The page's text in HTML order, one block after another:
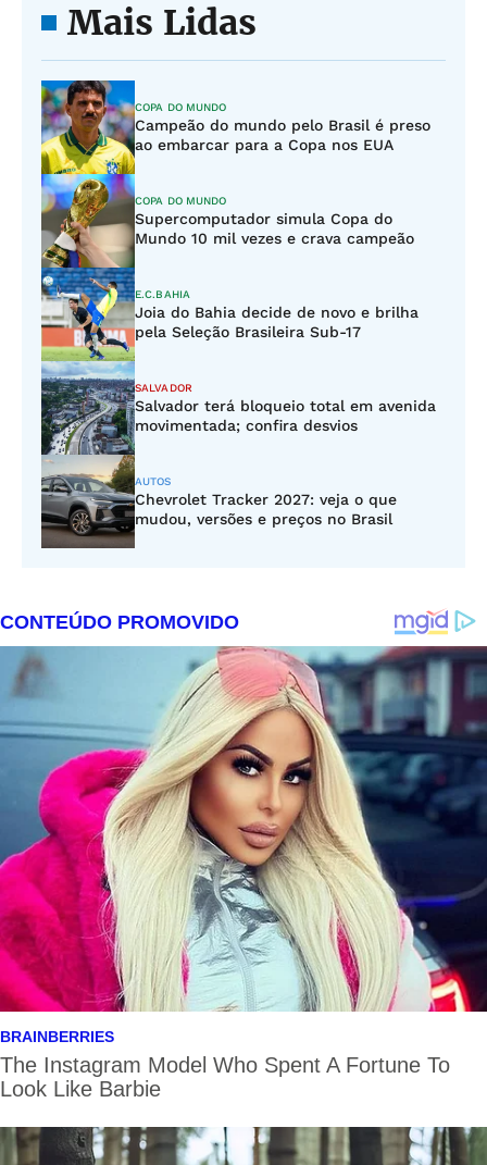
Mais Lidas
COPA DO MUNDO
Campeão do mundo pelo Brasil é preso
ao embarcar para a Copa nos EUA
COPA DO MUNDO
Supercomputador simula Copa do
Mundo 10 mil vezes e crava campeão
E.C.BAHIA
Joia do Bahia decide de novo e brilha
pela Seleção Brasileira Sub-17
SALVADOR
Salvador terá bloqueio total em avenida
movimentada; confira desvios
AUTOS
Chevrolet Tracker 2027: veja o que
mudou, versões e preços no Brasil